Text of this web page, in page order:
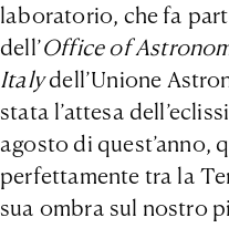
laboratorio, che fa
dell’Office of
Italydell’Unione
stata l’attesa
agosto di quest’anno,
perfettamente tra la
sua ombra sul nostro